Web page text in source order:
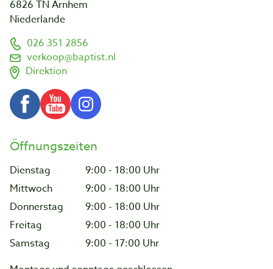
6826 TN Arnhem
Niederlande
026 351 2856
verkoop@baptist.nl
Direktion
Öffnungszeiten
Dienstag
9:00 - 18:00 Uhr
Mittwoch
9:00 - 18:00 Uhr
Donnerstag
9:00 - 18:00 Uhr
Freitag
9:00 - 18:00 Uhr
Samstag
9:00 - 17:00 Uhr